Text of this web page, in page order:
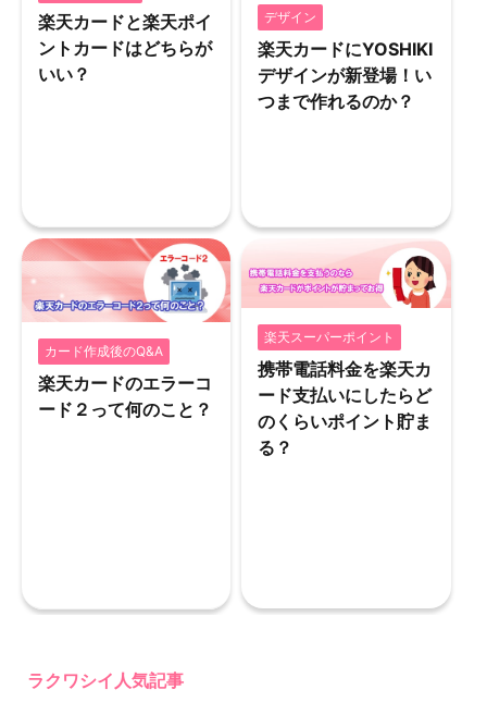
楽天カードと楽天ポイ
ントカードはどちらが
いい？
デザイン
楽天カードにYOSHIKI
デザインが新登場！い
つまで作れるのか？
カード作成後のQ&A
楽天カードのエラーコ
ード２って何のこと？
楽天スーパーポイント
携帯電話料金を楽天カ
ード支払いにしたらど
のくらいポイント貯ま
る？
ラクワシイ人気記事